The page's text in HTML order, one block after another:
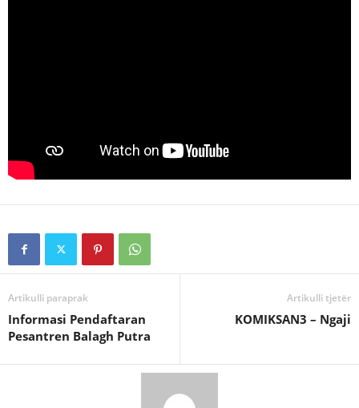
Artikulli paraprak
Informasi Pendaftaran
Pesantren Balagh Putra
Artikulli tjetër
KOMIKSAN3 – Ngaji